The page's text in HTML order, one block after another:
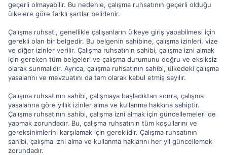
geçerli olmayabilir. Bu nedenle, çalışma ruhsatının geçerli olduğu
ülkelere göre farklı şartlar belirlenir.
Çalışma ruhsatı, genellikle çalışanların ülkeye giriş yapabilmesi için
gerekli olan bir belgedir. Bu belgenin sahibine, çalışma izinleri, vize
ve diğer izinler verilir. Çalışma ruhsatının sahibi, çalışma izni almak
için gereken tüm belgeleri ve çalışma durumunu doğru ve eksiksiz
olarak sunmalıdır. Ayrıca, çalışma ruhsatının sahibi, ülkedeki çalışma
yasalarını ve mevzuatını da tam olarak kabul etmiş sayılır.
Çalışma ruhsatının sahibi, çalışmaya başladıktan sonra, çalışma
yasalarına göre yıllık izinler alma ve kullanma hakkına sahiptir.
Çalışma ruhsatının sahibi, çalışma izni almak için güncellemeleri de
yapmak zorundadır. Bu, çalışma ruhsatının tüm koşullarını ve
gereksinimlerini karşılamak için gereklidir. Çalışma ruhsatının
sahibi, çalışma izni alma ve kullanma haklarını her yıl güncellemek
zorundadır.